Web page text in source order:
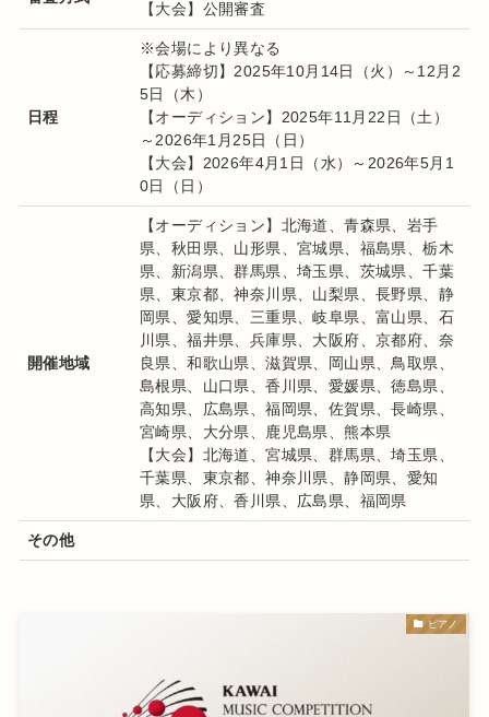
【大会】公開審査
日程
※会場により異なる
【応募締切】2025年10月14日（火）～12月2
5日（木）
【オーディション】2025年11月22日（土）
～2026年1月25日（日）
【大会】2026年4月1日（水）～2026年5月1
0日（日）
開催地域
【オーディション】北海道、青森県、岩手
県、秋田県、山形県、宮城県、福島県、栃木
県、新潟県、群馬県、埼玉県、茨城県、千葉
県、東京都、神奈川県、山梨県、長野県、静
岡県、愛知県、三重県、岐阜県、富山県、石
川県、福井県、兵庫県、大阪府、京都府、奈
良県、和歌山県、滋賀県、岡山県、鳥取県、
島根県、山口県、香川県、愛媛県、徳島県、
高知県、広島県、福岡県、佐賀県、長崎県、
宮崎県、大分県、鹿児島県、熊本県
【大会】北海道、宮城県、群馬県、埼玉県、
千葉県、東京都、神奈川県、静岡県、愛知
県、大阪府、香川県、広島県、福岡県
その他
ピアノ